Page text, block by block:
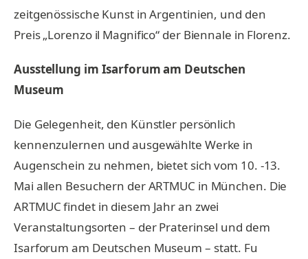
zeitgenössische Kunst in Argentinien, und den
Preis „Lorenzo il Magnifico“ der Biennale in Florenz.
Ausstellung im Isarforum am Deutschen
Museum
Die Gelegenheit, den Künstler persönlich
kennenzulernen und ausgewählte Werke in
Augenschein zu nehmen, bietet sich vom 10. -13.
Mai allen Besuchern der ARTMUC in München. Die
ARTMUC findet in diesem Jahr an zwei
Veranstaltungsorten – der Praterinsel und dem
Isarforum am Deutschen Museum – statt. Fu